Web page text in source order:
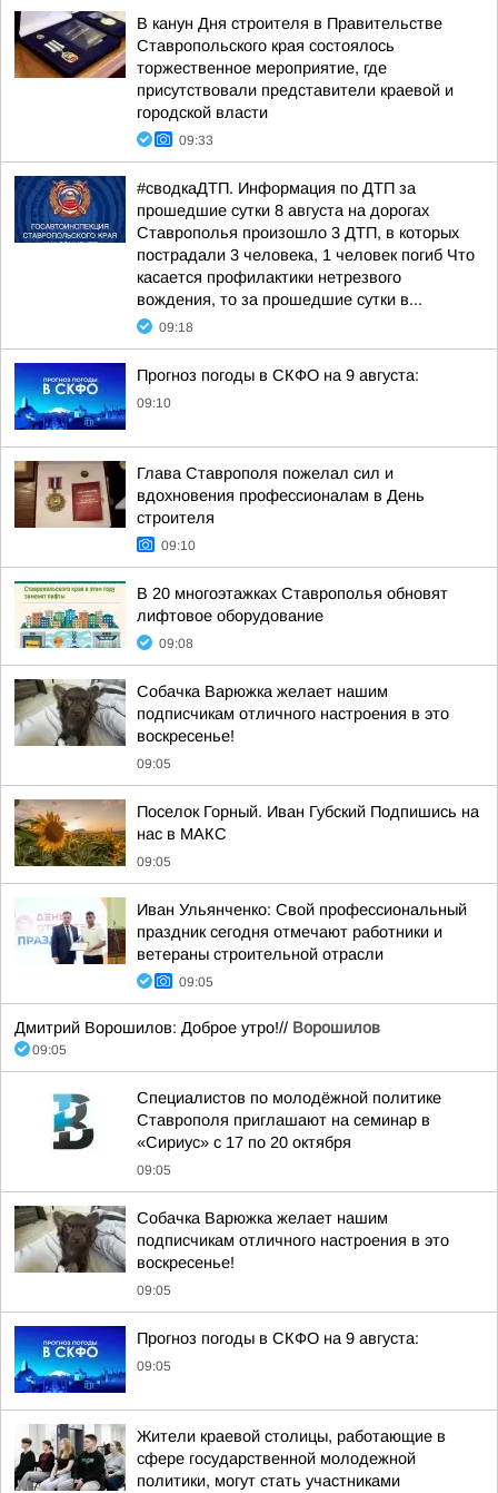
В канун Дня строителя в Правительстве
Ставропольского края состоялось
торжественное мероприятие, где
присутствовали представители краевой и
городской власти
09:33
#сводкаДТП. Информация по ДТП за
прошедшие сутки 8 августа на дорогах
Ставрополья произошло 3 ДТП, в которых
пострадали 3 человека, 1 человек погиб Что
касается профилактики нетрезвого
вождения, то за прошедшие сутки в...
09:18
Прогноз погоды в СКФО на 9 августа:
09:10
Глава Ставрополя пожелал сил и
вдохновения профессионалам в День
строителя
09:10
В 20 многоэтажках Ставрополья обновят
лифтовое оборудование
09:08
Собачка Варюжка желает нашим
подписчикам отличного настроения в это
воскресенье!
09:05
Поселок Горный. Иван Губский Подпишись на
нас в МАКС
09:05
Иван Ульянченко: Свой профессиональный
праздник сегодня отмечают работники и
ветераны строительной отрасли
09:05
Дмитрий Ворошилов: Доброе утро!// Ворошилов
09:05
Специалистов по молодёжной политике
Ставрополя приглашают на семинар в
«Сириус» с 17 по 20 октября
09:05
Собачка Варюжка желает нашим
подписчикам отличного настроения в это
воскресенье!
09:05
Прогноз погоды в СКФО на 9 августа:
09:05
Жители краевой столицы, работающие в
сфере государственной молодежной
политики, могут стать участниками